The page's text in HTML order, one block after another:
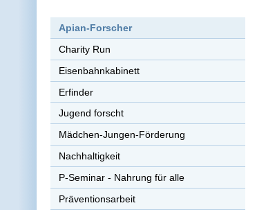
Apian-Forscher
Charity Run
Eisenbahnkabinett
Erfinder
Jugend forscht
Mädchen-Jungen-Förderung
Nachhaltigkeit
P-Seminar - Nahrung für alle
Präventionsarbeit